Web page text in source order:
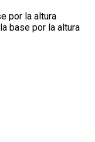
por la altura
base por la altura